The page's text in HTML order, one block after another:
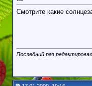
Смотрите какие
Последний раз